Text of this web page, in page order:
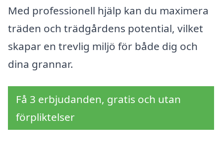
Med professionell hjälp kan du maximera
träden och trädgårdens potential, vilket
skapar en trevlig miljö för både dig och
dina grannar.
Få 3 erbjudanden, gratis och utan
förpliktelser